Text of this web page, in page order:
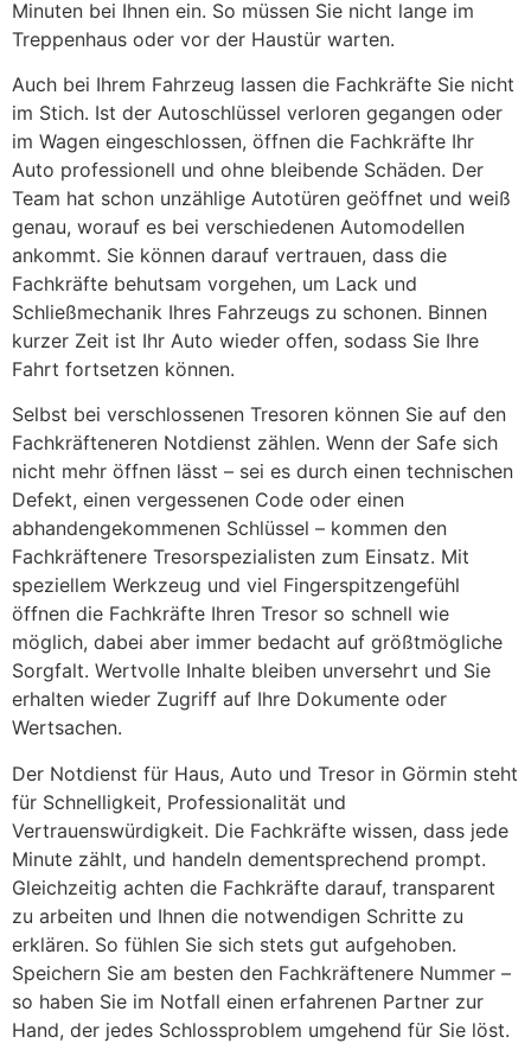
Minuten bei Ihnen ein. So müssen Sie nicht lange im
Treppenhaus oder vor der Haustür warten.
Auch bei Ihrem Fahrzeug lassen die Fachkräfte Sie nicht
im Stich. Ist der Autoschlüssel verloren gegangen oder
im Wagen eingeschlossen, öffnen die Fachkräfte Ihr
Auto professionell und ohne bleibende Schäden. Der
Team hat schon unzählige Autotüren geöffnet und weiß
genau, worauf es bei verschiedenen Automodellen
ankommt. Sie können darauf vertrauen, dass die
Fachkräfte behutsam vorgehen, um Lack und
Schließmechanik Ihres Fahrzeugs zu schonen. Binnen
kurzer Zeit ist Ihr Auto wieder offen, sodass Sie Ihre
Fahrt fortsetzen können.
Selbst bei verschlossenen Tresoren können Sie auf den
Fachkräfteneren Notdienst zählen. Wenn der Safe sich
nicht mehr öffnen lässt – sei es durch einen technischen
Defekt, einen vergessenen Code oder einen
abhandengekommenen Schlüssel – kommen den
Fachkräftenere Tresorspezialisten zum Einsatz. Mit
speziellem Werkzeug und viel Fingerspitzengefühl
öffnen die Fachkräfte Ihren Tresor so schnell wie
möglich, dabei aber immer bedacht auf größtmögliche
Sorgfalt. Wertvolle Inhalte bleiben unversehrt und Sie
erhalten wieder Zugriff auf Ihre Dokumente oder
Wertsachen.
Der Notdienst für Haus, Auto und Tresor in Görmin steht
für Schnelligkeit, Professionalität und
Vertrauenswürdigkeit. Die Fachkräfte wissen, dass jede
Minute zählt, und handeln dementsprechend prompt.
Gleichzeitig achten die Fachkräfte darauf, transparent
zu arbeiten und Ihnen die notwendigen Schritte zu
erklären. So fühlen Sie sich stets gut aufgehoben.
Speichern Sie am besten den Fachkräftenere Nummer –
so haben Sie im Notfall einen erfahrenen Partner zur
Hand, der jedes Schlossproblem umgehend für Sie löst.